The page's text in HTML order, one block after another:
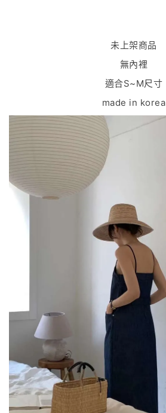
未上架商品
無內裡
適合S~M尺寸
made in korea